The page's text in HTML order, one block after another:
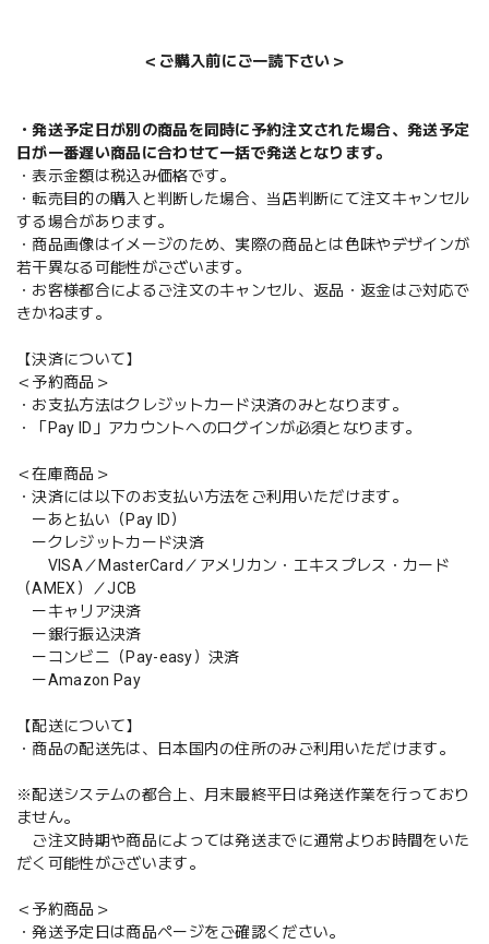
＜ご購入前にご一読下さい＞
・発送予定日が別の商品を同時に予約注文された場合、発送予定
日が一番遅い商品に合わせて一括で発送となります。
・表示金額は税込み価格です。
・転売目的の購入と判断した場合、当店判断にて注文キャンセル
する場合があります。
・商品画像はイメージのため、実際の商品とは色味やデザインが
若干異なる可能性がございます。
・お客様都合によるご注文のキャンセル、返品・返金はご対応で
きかねます。
【決済について】
＜予約商品＞
・お支払方法はクレジットカード決済のみとなります。
・「Pay ID」アカウントへのログインが必須となります。
＜在庫商品＞
・決済には以下のお支払い方法をご利用いただけます。
ーあと払い（Pay ID）
ークレジットカード決済
VISA／MasterCard／アメリカン・エキスプレス・カード
（AMEX）／JCB
ーキャリア決済
ー銀行振込決済
ーコンビニ（Pay-easy）決済
ーAmazon Pay
【配送について】
・商品の配送先は、日本国内の住所のみご利用いただけます。
※配送システムの都合上、月末最終平日は発送作業を行っており
ません。
ご注文時期や商品によっては発送までに通常よりお時間をいた
だく可能性がございます。
＜予約商品＞
・発送予定日は商品ページをご確認ください。